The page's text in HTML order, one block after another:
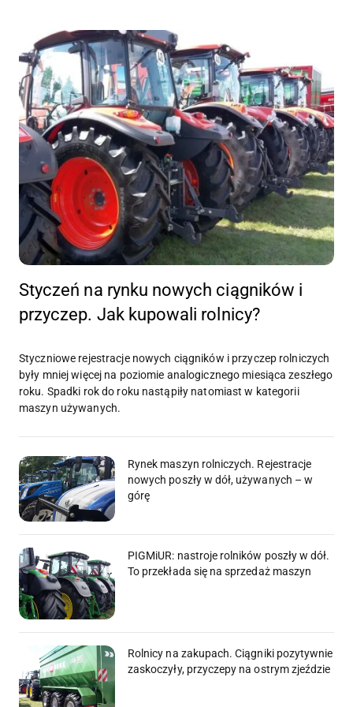
Styczeń na rynku nowych ciągników i
przyczep. Jak kupowali rolnicy?
Styczniowe rejestracje nowych ciągników i przyczep rolniczych
były mniej więcej na poziomie analogicznego miesiąca zeszłego
roku. Spadki rok do roku nastąpiły natomiast w kategorii
maszyn używanych.
Rynek maszyn rolniczych. Rejestracje
nowych poszły w dół, używanych – w
górę
PIGMiUR: nastroje rolników poszły w dół.
To przekłada się na sprzedaż maszyn
Rolnicy na zakupach. Ciągniki pozytywnie
zaskoczyły, przyczepy na ostrym zjeździe